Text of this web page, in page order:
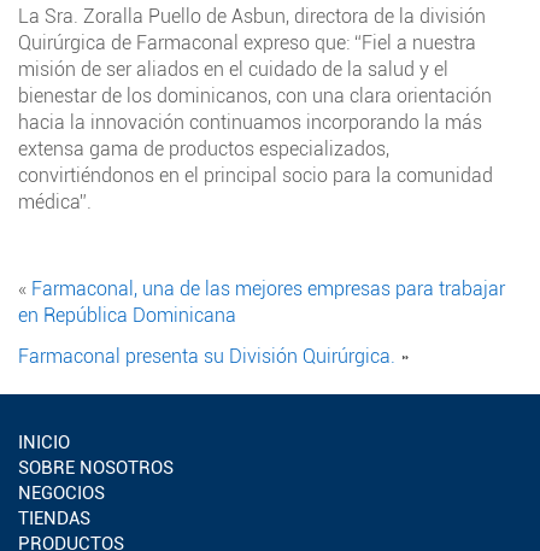
La Sra. Zoralla Puello de Asbun, directora de la división
Quirúrgica de Farmaconal expreso que: “Fiel a nuestra
misión de ser aliados en el cuidado de la salud y el
bienestar de los dominicanos, con una clara orientación
hacia la innovación continuamos incorporando la más
extensa gama de productos especializados,
convirtiéndonos en el principal socio para la comunidad
médica”.
« Farmaconal, una de las mejores empresas para trabajar
en República Dominicana
Farmaconal presenta su División Quirúrgica. »
INICIO
SOBRE NOSOTROS
NEGOCIOS
TIENDAS
PRODUCTOS